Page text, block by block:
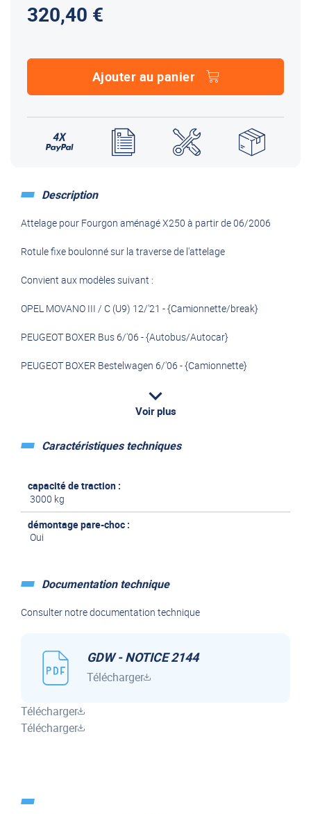
320,40 €
Ajouter au panier
Description
Attelage pour Fourgon aménagé X250 à partir de 06/2006
Rotule fixe boulonné sur la traverse de l'attelage
Convient aux modèles suivant :
OPEL MOVANO III / C (U9) 12/'21 - {Camionnette/break}
PEUGEOT BOXER Bus 6/'06 - {Autobus/Autocar}
PEUGEOT BOXER Bestelwagen 6/'06 - {Camionnette}
FIAT DUCATO Bus (250_, 290_) 6/'06 - {Autobus/Autocar}
{Camionnette}
CITROEN JUMPER Bus 6/'06 - {Autobus/Autocar}
Pensez à commander le faisceau électrique, celui-ci dépend de
l'année du véhicule
*photo non contractuelle
Voir plus
Caractéristiques techniques
capacité de traction :
3000 kg
démontage pare-choc :
Oui
Documentation technique
Consulter notre documentation technique
GDW - NOTICE 2144
Télécharger
Télécharger
Télécharger